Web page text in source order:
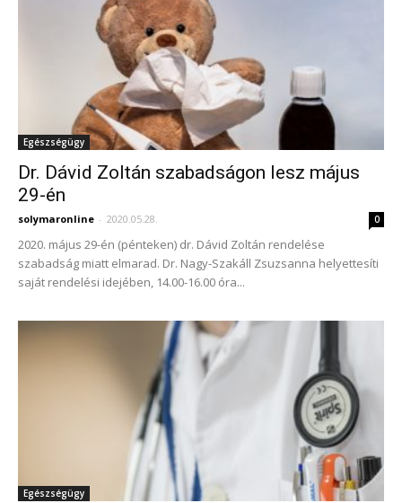
Egészségügy
Dr. Dávid Zoltán szabadságon lesz május
29-én
solymaronline - 2020.05.28. 0
2020. május 29-én (pénteken) dr. Dávid Zoltán rendelése
szabadság miatt elmarad. Dr. Nagy-Szakáll Zsuzsanna helyettesíti
saját rendelési idejében, 14.00-16.00 óra...
Egészségügy